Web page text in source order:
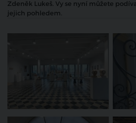
Zdeněk Lukeš. Vy se nyní můžete
jejich pohledem.